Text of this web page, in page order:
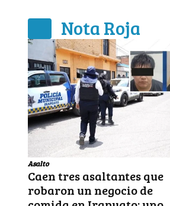
Nota Roja
Asalto
Caen tres asaltantes que
robaron un negocio de